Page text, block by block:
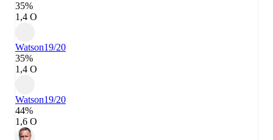
35%
1,4 О
Watson19/20
35%
1,4 О
Watson19/20
44%
1,6 О